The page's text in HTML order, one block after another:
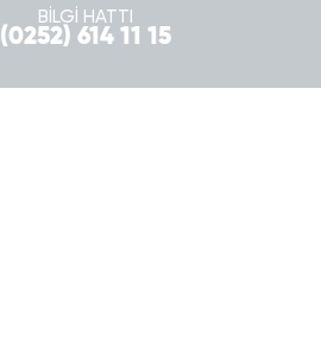
BİLGİ HATTI
(0252) 614 11 15